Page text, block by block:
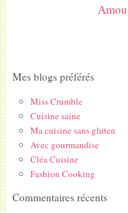
Mes blogs préférés
Miss Crumble
Cuisine saine
Ma cuisine sans gluten
Avec gourmandise
Cléa Cuisine
Fashion Cooking
Commentaires récents